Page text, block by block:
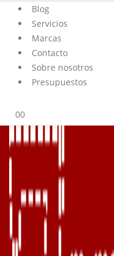
Blog
Servicios
Marcas
Contacto
Sobre nosotros
Presupuestos
00